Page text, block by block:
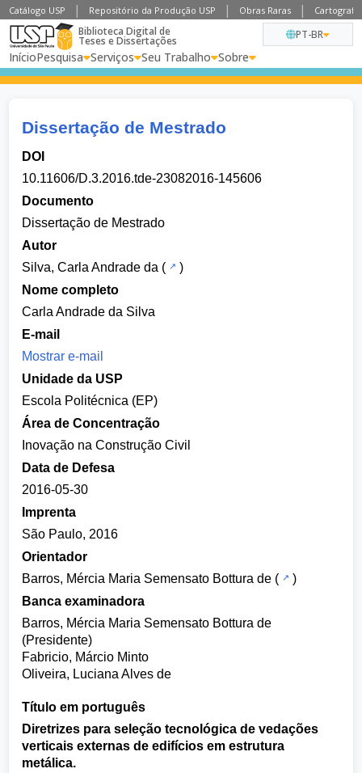
Catálogo USP Repositório da Produção USP Obras Raras
Biblioteca Digital de
Teses e Dissertações
InícioPesquisa Serviços Seu Trabalho Sobre
PT-BR
Dissertação de Mestrado
DOI
10.11606/D.3.2016.tde-23082016-145606
Documento
Dissertação de Mestrado
Autor
Silva, Carla Andrade da (
)
Nome completo
Carla Andrade da Silva
E-mail
Mostrar e-mail
Unidade da USP
Escola Politécnica (EP)
Área de Concentração
Inovação na Construção Civil
Data de Defesa
2016-05-30
Imprenta
São Paulo, 2016
Orientador
Barros, Mércia Maria Semensato Bottura de (
)
Banca examinadora
Barros, Mércia Maria Semensato Bottura de
(Presidente)
Fabricio, Márcio Minto
Oliveira, Luciana Alves de
Título em português
Diretrizes para seleção tecnológica de vedações
verticais externas de edifícios em estrutura
metálica.